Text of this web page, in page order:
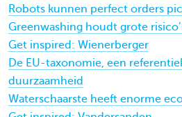
Robots kunnen perfect orders
Greenwashing houdt grote
Get inspired: Wienerberger
De EU-taxonomie, een
duurzaamheid
Waterschaarste heeft enorme